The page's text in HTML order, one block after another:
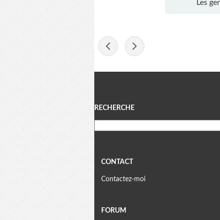
Les
Menu
RECHERCHE
CONTACT
Contactez-moi
FORUM